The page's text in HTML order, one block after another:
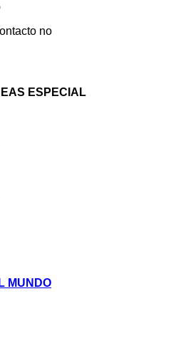
no
ESPECIAL
MUNDO